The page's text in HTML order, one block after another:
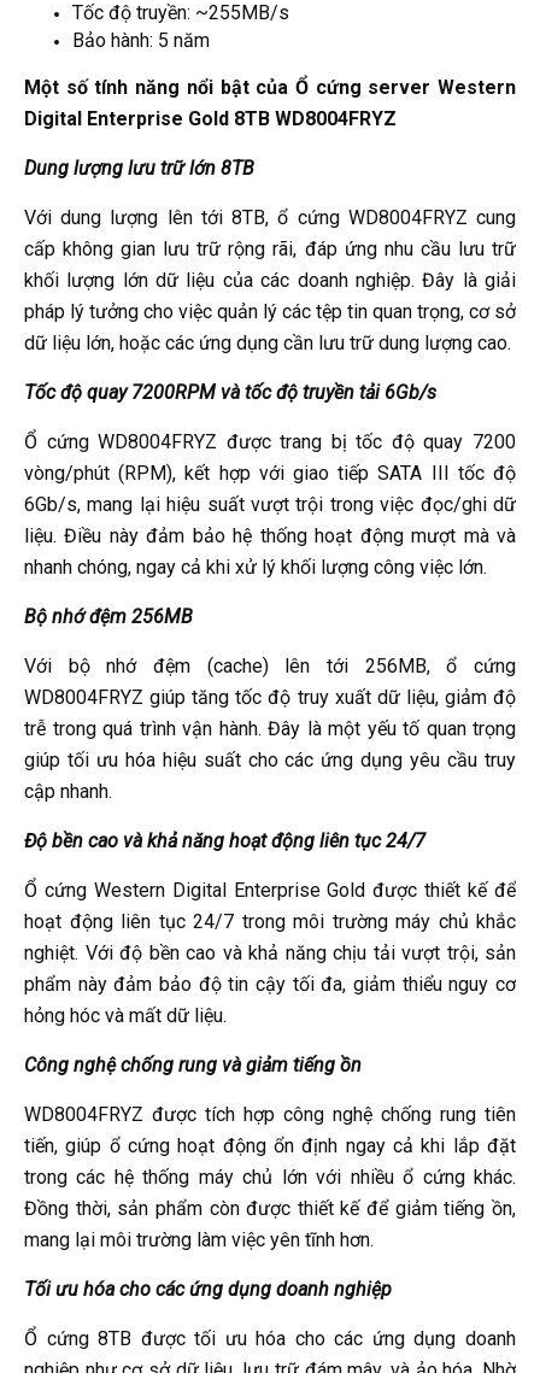
Tốc độ truyền: ~255MB/s
Bảo hành: 5 năm
Một số tính năng nổi bật của Ổ cứng server Western
Digital Enterprise Gold 8TB WD8004FRYZ
Dung lượng lưu trữ lớn 8TB
Với dung lượng lên tới 8TB, ổ cứng WD8004FRYZ cung
cấp không gian lưu trữ rộng rãi, đáp ứng nhu cầu lưu trữ
khối lượng lớn dữ liệu của các doanh nghiệp. Đây là giải
pháp lý tưởng cho việc quản lý các tệp tin quan trọng, cơ sở
dữ liệu lớn, hoặc các ứng dụng cần lưu trữ dung lượng cao.
Tốc độ quay 7200RPM và tốc độ truyền tải 6Gb/s
Ổ cứng WD8004FRYZ được trang bị tốc độ quay 7200
vòng/phút (RPM), kết hợp với giao tiếp SATA III tốc độ
6Gb/s, mang lại hiệu suất vượt trội trong việc đọc/ghi dữ
liệu. Điều này đảm bảo hệ thống hoạt động mượt mà và
nhanh chóng, ngay cả khi xử lý khối lượng công việc lớn.
Bộ nhớ đệm 256MB
Với bộ nhớ đệm (cache) lên tới 256MB, ổ cứng
WD8004FRYZ giúp tăng tốc độ truy xuất dữ liệu, giảm độ
trễ trong quá trình vận hành. Đây là một yếu tố quan trọng
giúp tối ưu hóa hiệu suất cho các ứng dụng yêu cầu truy
cập nhanh.
Độ bền cao và khả năng hoạt động liên tục 24/7
Ổ cứng Western Digital Enterprise Gold được thiết kế để
hoạt động liên tục 24/7 trong môi trường máy chủ khắc
nghiệt. Với độ bền cao và khả năng chịu tải vượt trội, sản
phẩm này đảm bảo độ tin cậy tối đa, giảm thiểu nguy cơ
hỏng hóc và mất dữ liệu.
Công nghệ chống rung và giảm tiếng ồn
WD8004FRYZ được tích hợp công nghệ chống rung tiên
tiến, giúp ổ cứng hoạt động ổn định ngay cả khi lắp đặt
trong các hệ thống máy chủ lớn với nhiều ổ cứng khác.
Đồng thời, sản phẩm còn được thiết kế để giảm tiếng ồn,
mang lại môi trường làm việc yên tĩnh hơn.
Tối ưu hóa cho các ứng dụng doanh nghiệp
Ổ cứng 8TB được tối ưu hóa cho các ứng dụng doanh